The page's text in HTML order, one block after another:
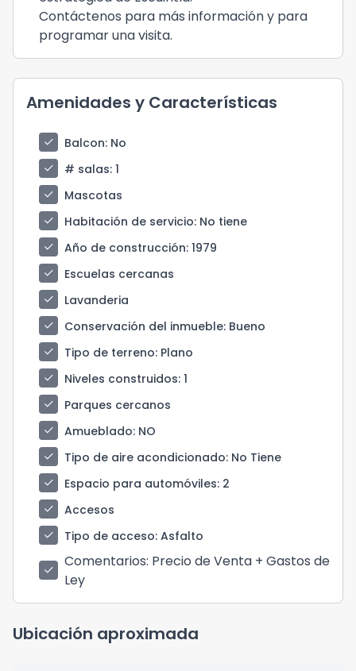
Contáctenos para más información y para
programar una visita.
Amenidades y Características
check Balcon: No
check
# salas: 1
check
Mascotas
check
Habitación de servicio: No tiene
check
Año de construcción: 1979
check
Escuelas cercanas
check
Lavanderia
check
Conservación del inmueble: Bueno
check
Tipo de terreno: Plano
check
Niveles construidos: 1
check
Parques cercanos
check
Amueblado: NO
check
Tipo de aire acondicionado: No Tiene
check
Espacio para automóviles: 2
check
Accesos
check
Tipo de acceso: Asfalto
check Comentarios: Precio de Venta + Gastos de
Ley
Ubicación aproximada